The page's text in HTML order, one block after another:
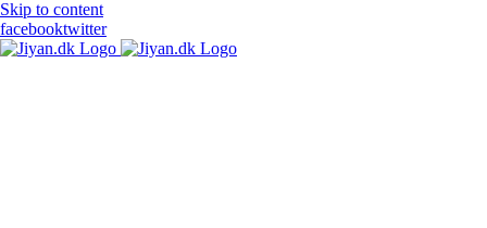
Skip to content
facebooktwitter